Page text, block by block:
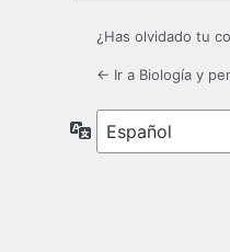
¿Has olvidado tu
← Ir a Biología y
Idioma